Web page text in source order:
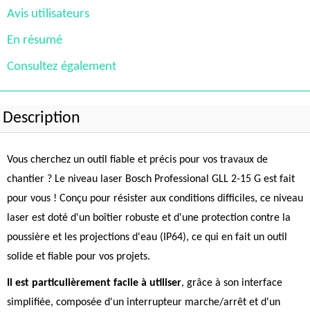
Avis utilisateurs
En résumé
Consultez également
Description
Vous cherchez un outil fiable et précis pour vos travaux de
chantier ? Le niveau laser Bosch Professional GLL 2-15 G est fait
pour vous ! Conçu pour résister aux conditions difficiles, ce niveau
laser est doté d'un boîtier robuste et d'une protection contre la
poussière et les projections d'eau (IP64), ce qui en fait un outil
solide et fiable pour vos projets.
Il est particulièrement facile à utiliser, grâce à son interface
simplifiée, composée d'un interrupteur marche/arrêt et d'un